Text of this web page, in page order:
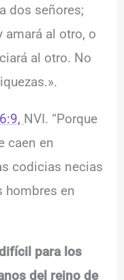
dos señores;
amará al otro, o
al otro. No
NVI. “Porque
caen en
codicias necias
hombres en
para los
del reino de